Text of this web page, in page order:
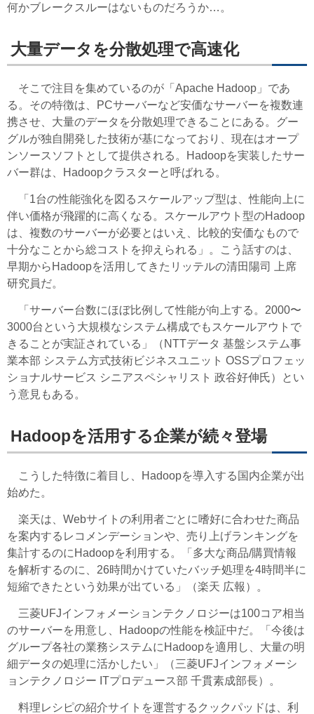
何かブレークスルーはないものだろうか…。
大量データを分散処理で高速化
そこで注目を集めているのが「Apache Hadoop」であ
る。その特徴は、PCサーバーなど安価なサーバーを複数連
携させ、大量のデータを分散処理できることにある。グー
グルが独自開発した技術が基になっており、現在はオープ
ンソースソフトとして提供される。Hadoopを実装したサー
バー群は、Hadoopクラスターと呼ばれる。
「1台の性能強化を図るスケールアップ型は、性能向上に
伴い価格が飛躍的に高くなる。スケールアウト型のHadoop
は、複数のサーバーが必要とはいえ、比較的安価なもので
十分なことから総コストを抑えられる」。こう話すのは、
早期からHadoopを活用してきたリッテルの清田陽司 上席
研究員だ。
「サーバー台数にほぼ比例して性能が向上する。2000〜
3000台という大規模なシステム構成でもスケールアウトで
きることが実証されている」（NTTデータ 基盤システム事
業本部 システム方式技術ビジネスユニット OSSプロフェッ
ショナルサービス シニアスペシャリスト 政谷好伸氏）とい
う意見もある。
Hadoopを活用する企業が続々登場
こうした特徴に着目し、Hadoopを導入する国内企業が出
始めた。
楽天は、Webサイトの利用者ごとに嗜好に合わせた商品
を案内するレコメンデーションや、売り上げランキングを
集計するのにHadoopを利用する。「多大な商品/購買情報
を解析するのに、26時間かけていたバッチ処理を4時間半に
短縮できたという効果が出ている」（楽天 広報）。
三菱UFJインフォメーションテクノロジーは100コア相当
のサーバーを用意し、Hadoopの性能を検証中だ。「今後は
グループ各社の業務システムにHadoopを適用し、大量の明
細データの処理に活かしたい」（三菱UFJインフォメーシ
ョンテクノロジー ITプロデュース部 千貫素成部長）。
料理レシピの紹介サイトを運営するクックパッドは、利